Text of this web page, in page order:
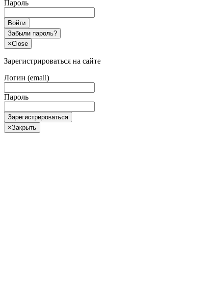
Пароль
Войти
Забыли пароль?
×Close
Зарегистрироваться на сайте
Логин (email)
Пароль
Зарегистрироваться
×Закрыть